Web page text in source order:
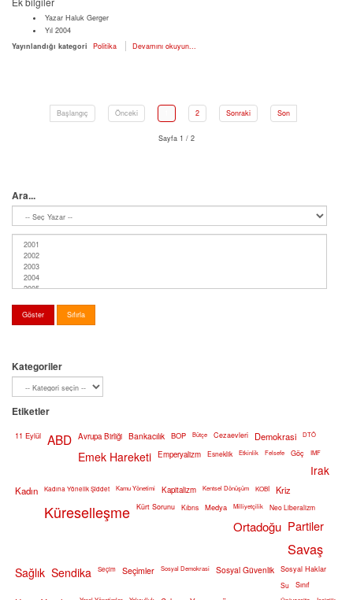
Yazar Haluk Gerger
Yıl 2004
Yayınlandığı kategori
Politika Devamını okuyun...
Başlangıç Önceki 2 Sonraki Son
Sayfa 1 / 2
Ara...
Kategoriler
Etiketler
11 Eylül ABD Avrupa Birliği Bankacılık BOP Bütçe Cezaevleri Demokrasi DTÖ
Emek Hareketi Emperyalizm Esneklik Etkinlik Felsefe Göç IMF
Irak
Kadın Kadına Yönelik Şiddet Kamu Yönetimi Kapitalizm Kentsel Dönüşüm KOBİ Kriz
Küreselleşme Kürt Sorunu Kıbrıs Medya Milliyetçilik Neo Liberalizm
Ortadoğu Partiler
Savaş
Sağlık Sendika Seçim Seçimler Sosyal Demokrasi Sosyal Güvenlik Sosyal Haklar
Su Sınıf